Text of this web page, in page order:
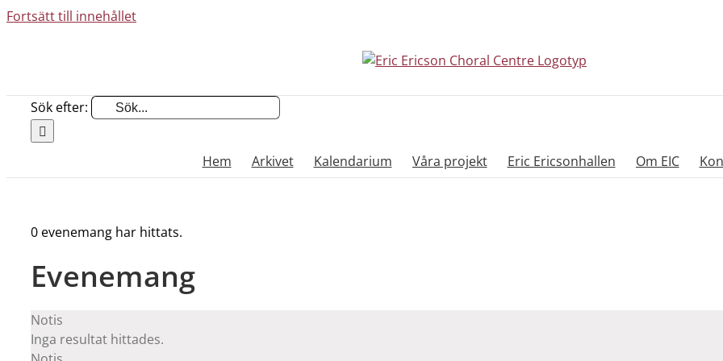
Fortsätt till innehållet
Sök efter:
Hem Arkivet Kalendarium Våra projekt Eric Ericsonhallen Om EIC
0 evenemang har hittats.
Evenemang
Notis
Inga resultat hittades.